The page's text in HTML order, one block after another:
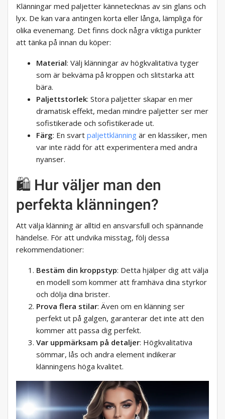
Klänningar med paljetter kännetecknas av sin glans och
lyx. De kan vara antingen korta eller långa, lämpliga för
olika evenemang. Det finns dock några viktiga punkter
att tänka på innan du köper:
Material: Välj klänningar av högkvalitativa tyger
som är bekväma på kroppen och slitstarka att
bära.
Paljettstorlek: Stora paljetter skapar en mer
dramatisk effekt, medan mindre paljetter ser mer
sofistikerade och sofistikerade ut.
Färg: En svart paljettklänning är en klassiker, men
var inte rädd för att experimentera med andra
nyanser.
🛍️ Hur väljer man den
perfekta klänningen?
Att välja klänning är alltid en ansvarsfull och spännande
händelse. För att undvika misstag, följ dessa
rekommendationer:
Bestäm din kroppstyp: Detta hjälper dig att välja
en modell som kommer att framhäva dina styrkor
och dölja dina brister.
Prova flera stilar: Även om en klänning ser
perfekt ut på galgen, garanterar det inte att den
kommer att passa dig perfekt.
Var uppmärksam på detaljer: Högkvalitativa
sömmar, lås och andra element indikerar
klänningens höga kvalitet.